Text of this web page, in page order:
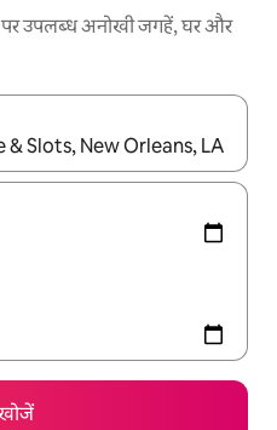
पर उपलब्ध अनोखी जगहें, घर और
'ऐरो की' का इस्तेमाल करके नेविगेट